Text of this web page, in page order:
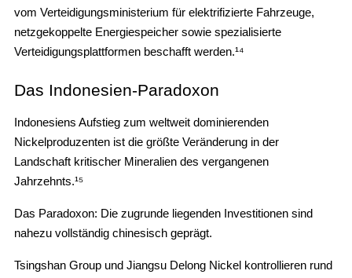
vom Verteidigungsministerium für elektrifizierte Fahrzeuge,
netzgekoppelte Energiespeicher sowie spezialisierte
Verteidigungsplattformen beschafft werden.¹⁴
Das Indonesien-Paradoxon
Indonesiens Aufstieg zum weltweit dominierenden
Nickelproduzenten ist die größte Veränderung in der
Landschaft kritischer Mineralien des vergangenen
Jahrzehnts.¹⁵
Das Paradoxon: Die zugrunde liegenden Investitionen sind
nahezu vollständig chinesisch geprägt.
Tsingshan Group und Jiangsu Delong Nickel kontrollieren rund